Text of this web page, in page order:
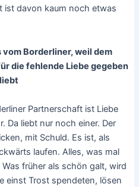
ist davon kaum noch etwas
vom Borderliner, weil dem
die fehlende Liebe gegeben
Partnerschaft ist Liebe
Da liebt nur noch einer. Der
mit Schuld. Es ist, als
laufen. Alles, was mal
früher als schön galt, wird
einst Trost spendeten, lösen